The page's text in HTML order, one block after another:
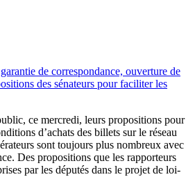
de correspondance, ouverture de
des sénateurs pour faciliter les
ce mercredi, leurs propositions pour
d’achats des billets sur le réseau
sont toujours plus nombreux avec
Des propositions que les rapporteurs
par les députés dans le projet de loi-